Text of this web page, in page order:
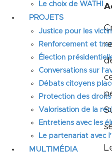
Le choix de WATHI
PROJETS
Justice pour les
Renforcement et
Élection
Conversations sur
Débats citoyens
Protection des
Valorisation de la
Entretiens avec les
Le partenariat avec
MULTIMÉDIA